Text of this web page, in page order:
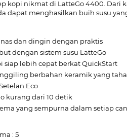
kopi nikmat di LatteGo 4400.
dapat menghasilkan buih susu
dan dingin dengan praktis
dengan sistem susu LatteGo
siap lebih cepat berkat QuickStart
berbahan keramik yang
Eco
kurang dari 10 detik
yang sempurna dalam setiap
: 5